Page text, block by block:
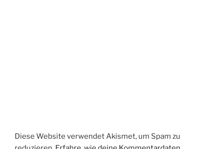
Diese Website verwendet Akismet, um Spam zu